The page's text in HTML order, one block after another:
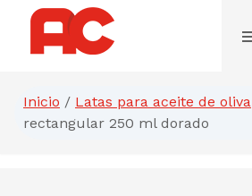
Inicio / Latas para aceite de oliva
rectangular 250 ml dorado